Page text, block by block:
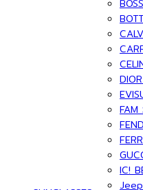
FAM
IC!
Jeep